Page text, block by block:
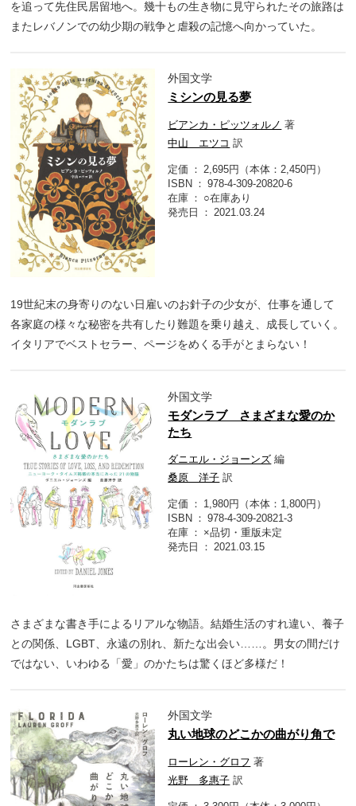
を追って先住民居留地へ。幾十もの生き物に見守られたその旅路は
またレバノンでの幼少期の戦争と虐殺の記憶へ向かっていた。
外国文学
ミシンの見る夢
ビアンカ・ピッツォルノ 著
中山 エツコ 訳
定価
2,695円（本体：2,450円）
ISBN
978-4-309-20820-6
在庫
○在庫あり
発売日
2021.03.24
19世紀末の身寄りのない日雇いのお針子の少女が、仕事を通して
各家庭の様々な秘密を共有したり難題を乗り越え、成長していく。
イタリアでベストセラー、ページをめくる手がとまらない！
外国文学
モダンラブ さまざまな愛のか
たち
ダニエル・ジョーンズ 編
桑原 洋子 訳
定価
1,980円（本体：1,800円）
ISBN
978-4-309-20821-3
在庫
×品切・重版未定
発売日
2021.03.15
さまざまな書き手によるリアルな物語。結婚生活のすれ違い、養子
との関係、LGBT、永遠の別れ、新たな出会い……。男女の間だけ
ではない、いわゆる「愛」のかたちは驚くほど多様だ！
外国文学
丸い地球のどこかの曲がり角で
ローレン・グロフ 著
光野 多惠子 訳